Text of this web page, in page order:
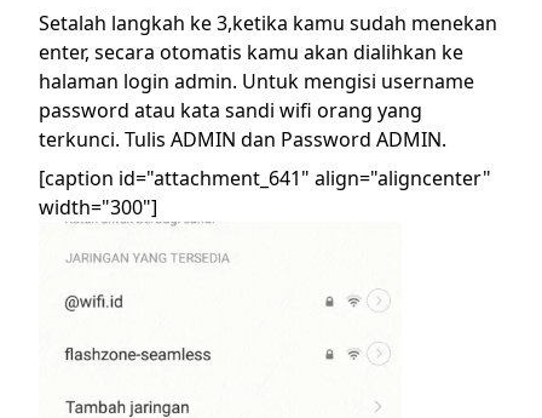
Setalah langkah ke 3,ketika kamu sudah menekan
enter, secara otomatis kamu akan dialihkan ke
halaman login admin. Untuk mengisi username
password atau kata sandi wifi orang yang
terkunci. Tulis ADMIN dan Password ADMIN.
[caption id="attachment_641" align="aligncenter"
width="300"]